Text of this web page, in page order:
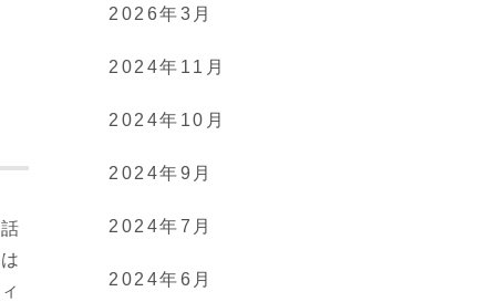
2026年3月
2024年11月
2024年10月
2024年9月
2024年7月
2024年6月